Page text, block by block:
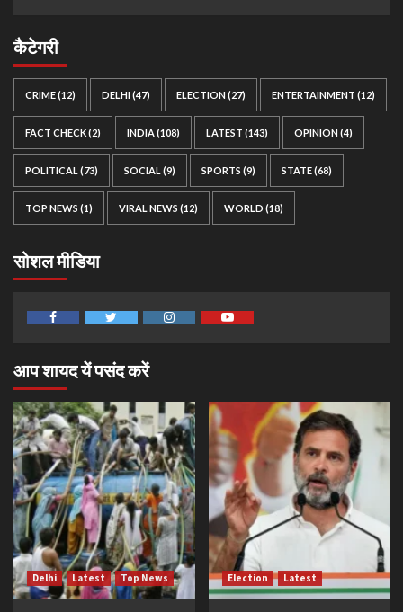
कैटेगरी
CRIME(12) DELHI(47) ELECTION(27) ENTERTAINMENT (12)
FACT CHECK(2) INDIA(108) LATEST (143) OPINION(4)
POLITICAL (73) SOCIAL (9) SPORTS (9) STATE(68)
TOP NEWS (1) VIRAL NEWS (12) WORLD (18)
सोशल मीडिया
आप शायद यें पसंद करें
Delhi Latest Top News Election Latest